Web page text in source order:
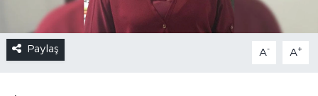
Paylaş A- A+